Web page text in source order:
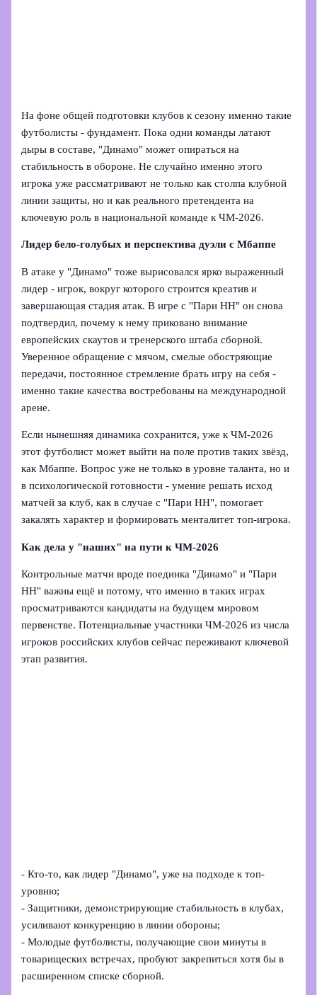
На фоне общей подготовки клубов к сезону именно такие
футболисты - фундамент. Пока одни команды латают
дыры в составе, "Динамо" может опираться на
стабильность в обороне. Не случайно именно этого
игрока уже рассматривают не только как столпа клубной
линии защиты, но и как реального претендента на
ключевую роль в национальной команде к ЧМ‑2026.
Лидер бело-голубых и перспектива дуэли с Мбаппе
В атаке у "Динамо" тоже вырисовался ярко выраженный
лидер - игрок, вокруг которого строится креатив и
завершающая стадия атак. В игре с "Пари НН" он снова
подтвердил, почему к нему приковано внимание
европейских скаутов и тренерского штаба сборной.
Уверенное обращение с мячом, смелые обостряющие
передачи, постоянное стремление брать игру на себя -
именно такие качества востребованы на международной
арене.
Если нынешняя динамика сохранится, уже к ЧМ‑2026
этот футболист может выйти на поле против таких звёзд,
как Мбаппе. Вопрос уже не только в уровне таланта, но и
в психологической готовности - умение решать исход
матчей за клуб, как в случае с "Пари НН", помогает
закалять характер и формировать менталитет топ-игрока.
Как дела у "наших" на пути к ЧМ‑2026
Контрольные матчи вроде поединка "Динамо" и "Пари
НН" важны ещё и потому, что именно в таких играх
просматриваются кандидаты на будущем мировом
первенстве. Потенциальные участники ЧМ‑2026 из числа
игроков российских клубов сейчас переживают ключевой
этап развития.
- Кто-то, как лидер "Динамо", уже на подходе к топ-
уровню;
- Защитники, демонстрирующие стабильность в клубах,
усиливают конкуренцию в линии обороны;
- Молодые футболисты, получающие свои минуты в
товарищеских встречах, пробуют закрепиться хотя бы в
расширенном списке сборной.